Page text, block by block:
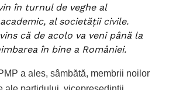
în turnul de veghe al
al societăţii civile.
că de acolo va veni până la
în bine a României.
a ales, sâmbătă, membrii noilor